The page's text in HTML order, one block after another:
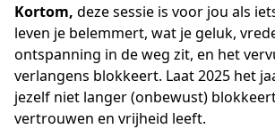
Kortom, deze sessie is voor jou als
leven je belemmert, wat je geluk,
ontspanning in de weg zit, en het
verlangens blokkeert. Laat 2025 het
jezelf niet langer (onbewust)
vertrouwen en vrijheid leeft.